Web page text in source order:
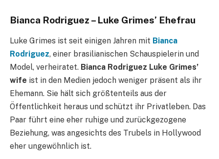
Bianca Rodriguez – Luke Grimes’ Ehefrau
Luke Grimes ist seit einigen Jahren mit Bianca
Rodriguez, einer brasilianischen Schauspielerin und
Model, verheiratet. Bianca Rodriguez Luke Grimes’
wife ist in den Medien jedoch weniger präsent als ihr
Ehemann. Sie hält sich größtenteils aus der
Öffentlichkeit heraus und schützt ihr Privatleben. Das
Paar führt eine eher ruhige und zurückgezogene
Beziehung, was angesichts des Trubels in Hollywood
eher ungewöhnlich ist.